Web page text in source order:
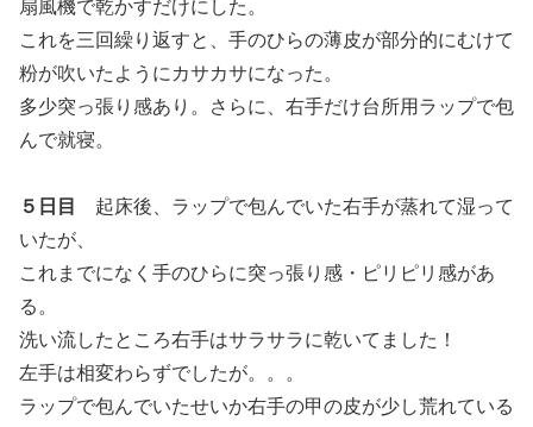
扇風機で乾かすだけにした。
これを三回繰り返すと、手のひらの薄皮が部分的にむけて
粉が吹いたようにカサカサになった。
多少突っ張り感あり。さらに、右手だけ台所用ラップで包
んで就寝。
５日目
起床後、ラップで包んでいた右手が蒸れて湿って
いたが、
これまでになく手のひらに突っ張り感・ピリピリ感があ
る。
洗い流したところ右手はサラサラに乾いてました！
左手は相変わらずでしたが。。。
ラップで包んでいたせいか右手の甲の皮が少し荒れている